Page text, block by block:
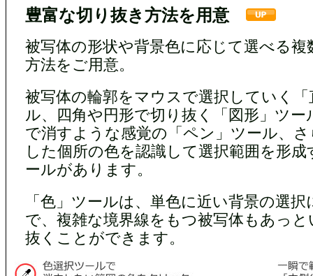
豊富な切り抜き方法を用意
被写体の形状や背景色に応じて選べる複
方法をご用意。
被写体の輪郭をマウスで選択していく「
ル、四角や円形で切り抜く「図形」ツー
で消すような感覚の「ペン」ツール、
した個所の色を認識して選択範囲を形
ールがあります。
「色」ツールは、単色に近い背景の選択
で、複雑な境界線をもつ被写体もあっ
抜くことができます。